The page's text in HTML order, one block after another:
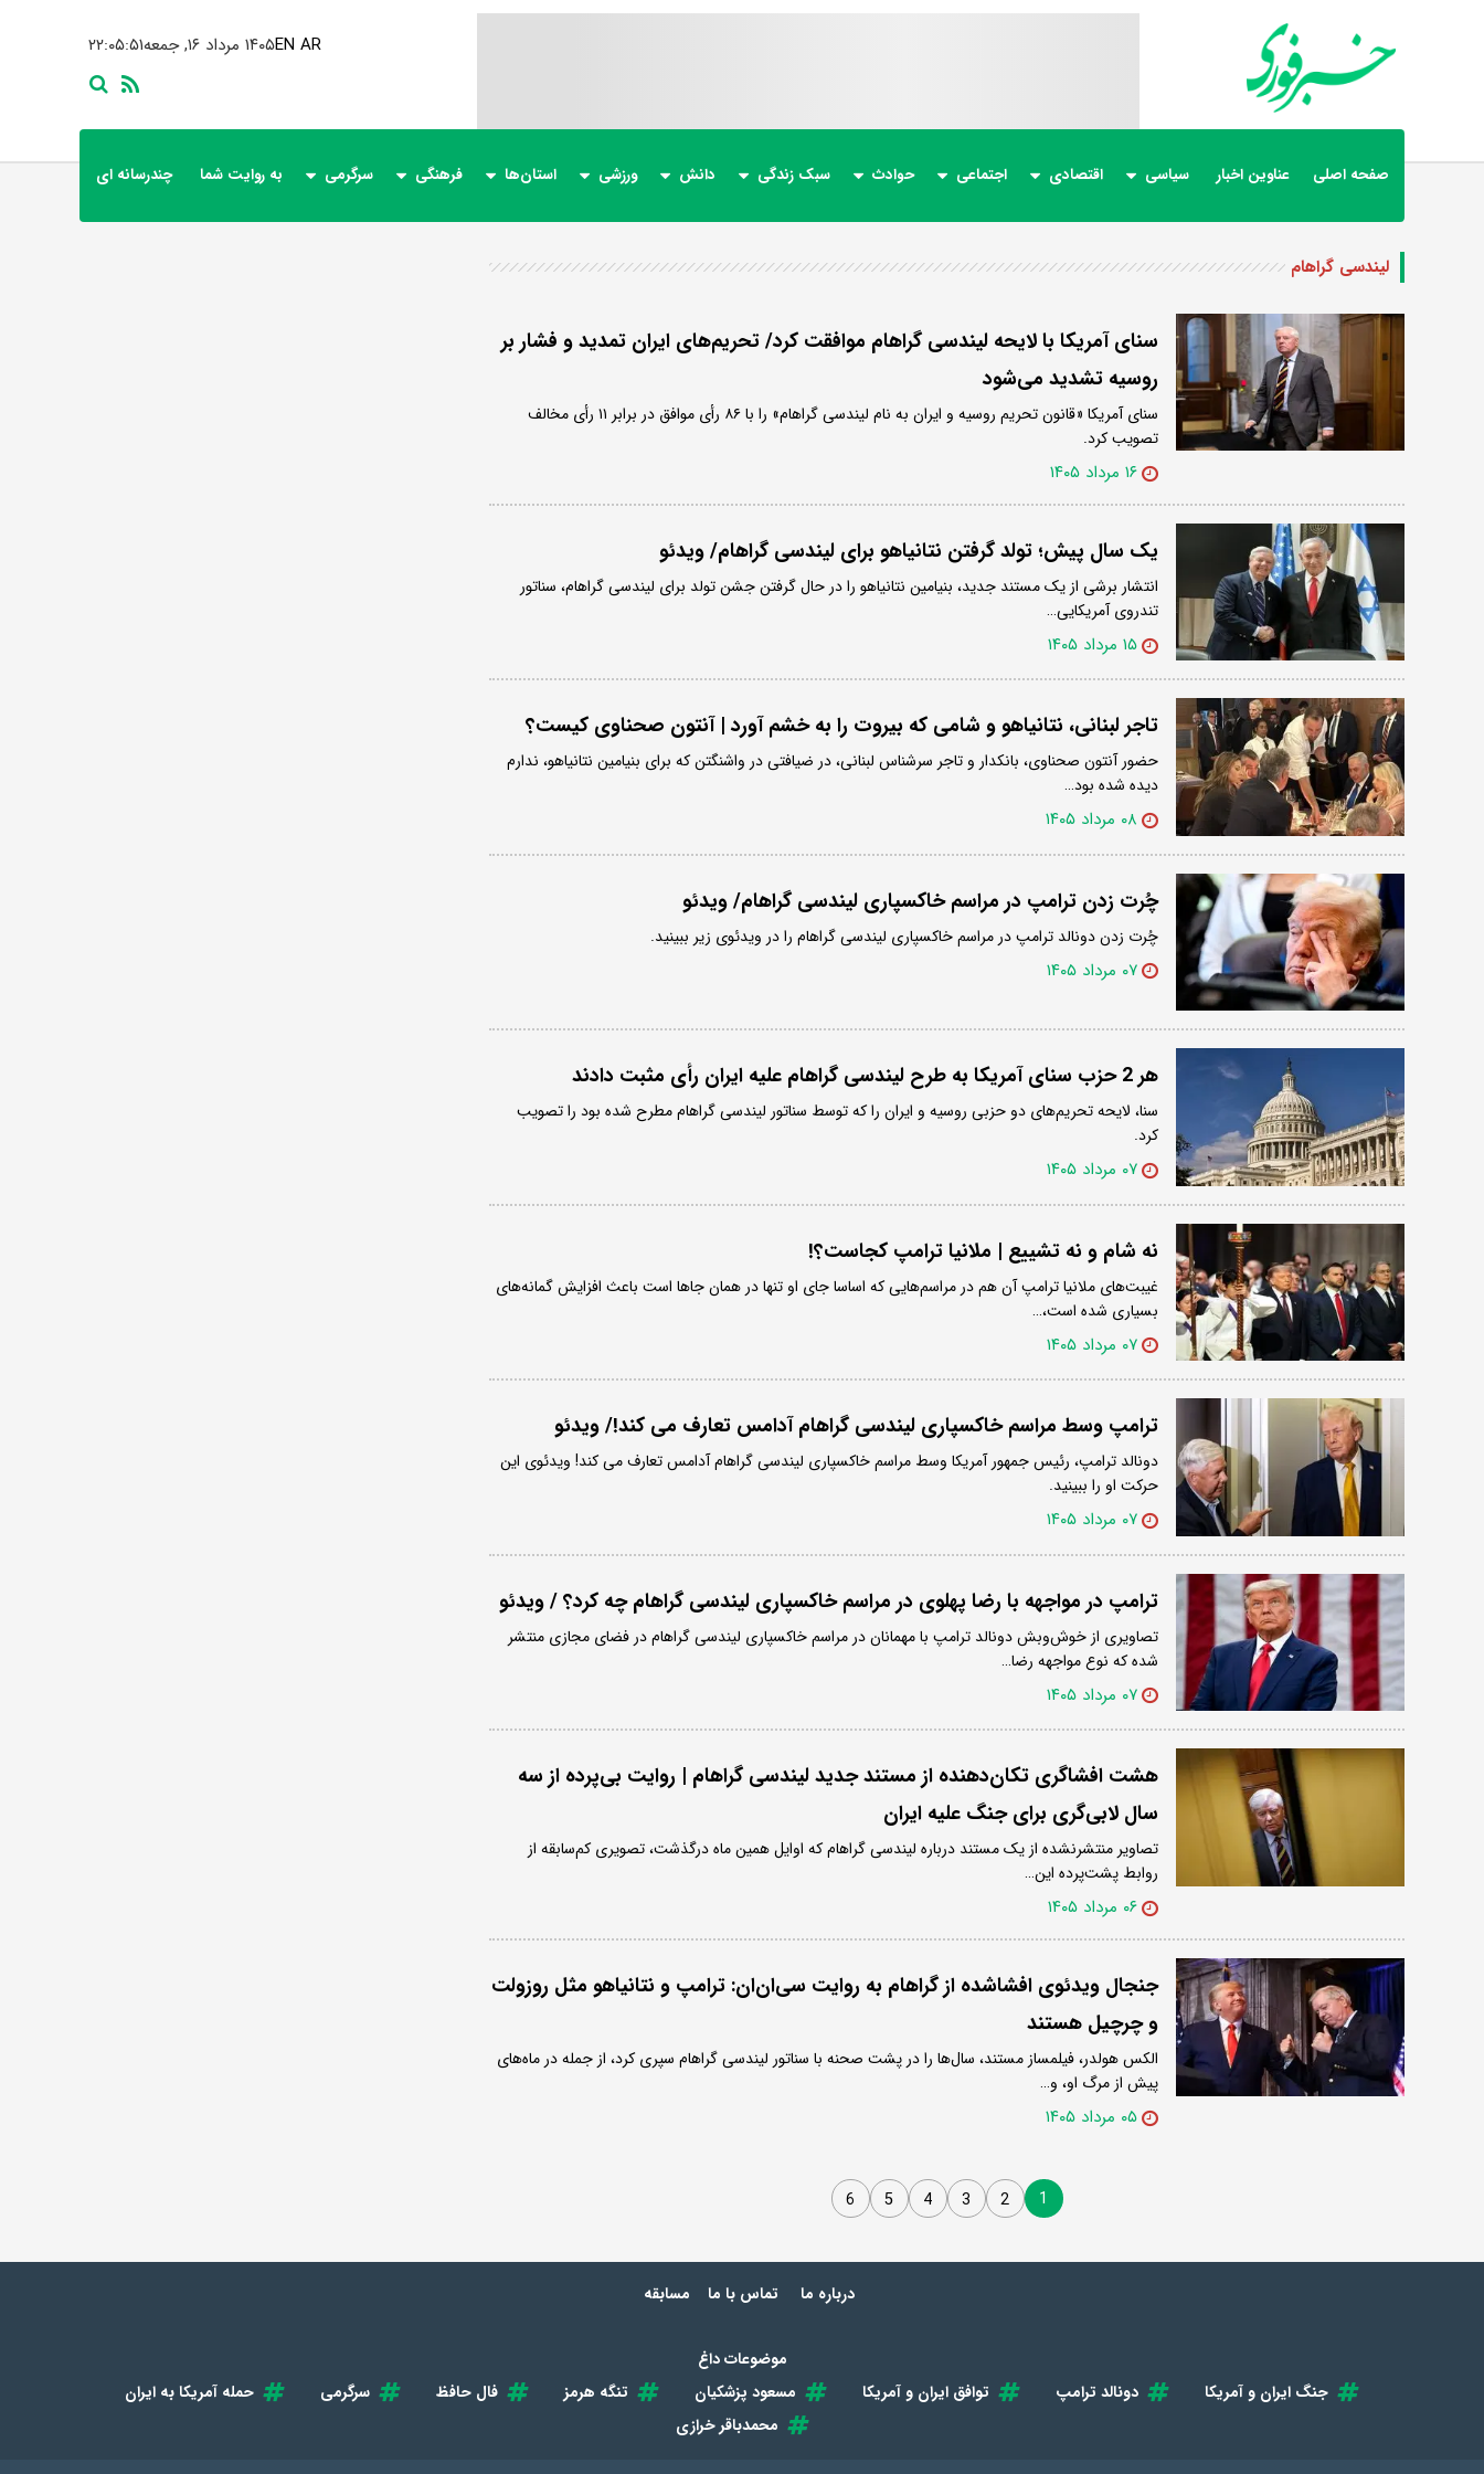
۲۲:۰۵:۵۲ ۱۴۰۵ مرداد ۱۶, جمعهEN AR
صفحه اصلی عناوین اخبار سیاسی اقتصادی اجتماعی حوادث سبک زندگی دانش ورزشی استان‌ها فرهنگی سرگرمی به روایت شما چندرسانه ای
لیندسی گراهام
سنای آمریکا با لایحه لیندسی گراهام موافقت کرد/ تحریم‌های ایران تمدید و فشار بر
روسیه تشدید می‌شود
سنای آمریکا «قانون تحریم روسیه و ایران به نام لیندسی گراهام» را با ۸۶ رأی موافق در برابر ۱۱ رأی مخالف
تصویب کرد.
۱۶ مرداد ۱۴۰۵
یک سال پیش؛ تولد گرفتن نتانیاهو برای لیندسی گراهام/ ویدئو
انتشار برشی از یک مستند جدید، بنیامین نتانیاهو را در حال گرفتن جشن تولد برای لیندسی گراهام، سناتور
تندروی آمریکایی…
۱۵ مرداد ۱۴۰۵
تاجر لبنانی، نتانیاهو و شامی که بیروت را به خشم آورد | آنتون صحناوی کیست؟
حضور آنتون صحناوی، بانکدار و تاجر سرشناس لبنانی، در ضیافتی در واشنگتن که برای بنیامین نتانیاهو، ندارم
دیده شده بود…
۰۸ مرداد ۱۴۰۵
چُرت زدن ترامپ در مراسم خاکسپاری لیندسی گراهام/ ویدئو
چُرت زدن دونالد ترامپ در مراسم خاکسپاری لیندسی گراهام را در ویدئوی زیر ببینید.
۰۷ مرداد ۱۴۰۵
هر 2 حزب سنای آمریکا به طرح لیندسی گراهام علیه ایران رأی مثبت دادند
سنا، لایحه تحریم‌های دو حزبی روسیه و ایران را که توسط سناتور لیندسی گراهام مطرح شده بود را تصویب
کرد.
۰۷ مرداد ۱۴۰۵
نه شام و نه تشییع | ملانیا ترامپ کجاست؟!
غیبت‌های ملانیا ترامپ آن هم در مراسم‌هایی که اساسا جای او تنها در همان جاها است باعث افزایش گمانه‌های
بسیاری شده است،…
۰۷ مرداد ۱۴۰۵
ترامپ وسط مراسم خاکسپاری لیندسی گراهام آدامس تعارف می کند!/ ویدئو
دونالد ترامپ، رئیس جمهور آمریکا وسط مراسم خاکسپاری لیندسی گراهام آدامس تعارف می کند! ویدئوی این
حرکت او را ببینید.
۰۷ مرداد ۱۴۰۵
ترامپ در مواجهه با رضا پهلوی در مراسم خاکسپاری لیندسی گراهام چه کرد؟ / ویدئو
تصاویری از خوش‌وبش دونالد ترامپ با مهمانان در مراسم خاکسپاری لیندسی گراهام در فضای مجازی منتشر
شده که نوع مواجهه رضا…
۰۷ مرداد ۱۴۰۵
هشت افشاگری تکان‌دهنده از مستند جدید لیندسی گراهام | روایت بی‌پرده از سه
سال لابی‌گری برای جنگ علیه ایران
تصاویر منتشرنشده از یک مستند درباره لیندسی گراهام که اوایل همین ماه درگذشت، تصویری کم‌سابقه از
روابط پشت‌پرده این…
۰۶ مرداد ۱۴۰۵
جنجال ویدئوی افشاشده از گراهام به روایت سی‌ان‌ان: ترامپ و نتانیاهو مثل روزولت
و چرچیل هستند
الکس هولدر، فیلمساز مستند، سال‌ها را در پشت صحنه با سناتور لیندسی گراهام سپری کرد، از جمله در ماه‌های
پیش از مرگ او، و…
۰۵ مرداد ۱۴۰۵
1
2
3
4
5
6
درباره ما تماس با ما مسابقه
موضوعات داغ
جنگ ایران و آمریکا
دونالد ترامپ توافق ایران و آمریکا مسعود پزشکیان تنگه هرمز فال حافظ سرگرمی
حمله آمریکا به ایران
محمدباقر خرازی